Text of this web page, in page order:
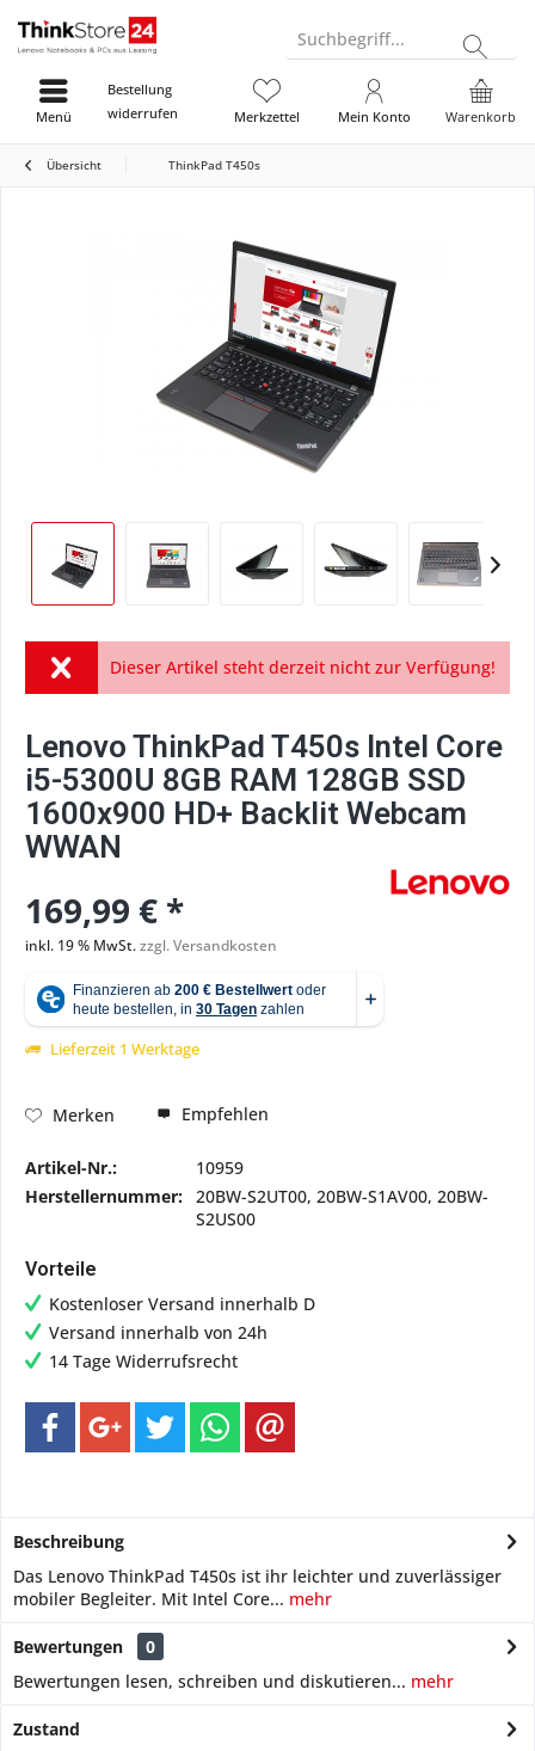
Suchbegriff...
Bestellung
widerrufen
Warenkorb
Merkzettel Mein Konto
Menü
Übersicht ThinkPad T450s
Dieser Artikel steht derzeit nicht zur Verfügung!
Lenovo ThinkPad T450s Intel Core
i5-5300U 8GB RAM 128GB SSD
1600x900 HD+ Backlit Webcam
WWAN
169,99 € *
inkl. 19 % MwSt.zzgl. Versandkosten
Lieferzeit 1 Werktage
Merken Empfehlen
Artikel-Nr.:
10959
Herstellernummer: 20BW-S2UT00, 20BW-S1AV00, 20BW-
S2US00
Vorteile
Kostenloser Versand innerhalb D
Versand innerhalb von 24h
14 Tage Widerrufsrecht
Beschreibung
Das Lenovo ThinkPad T450s ist ihr leichter und zuverlässiger
mobiler Begleiter. Mit Intel Core... mehr
Bewertungen
0
Bewertungen lesen, schreiben und diskutieren... mehr
Zustand